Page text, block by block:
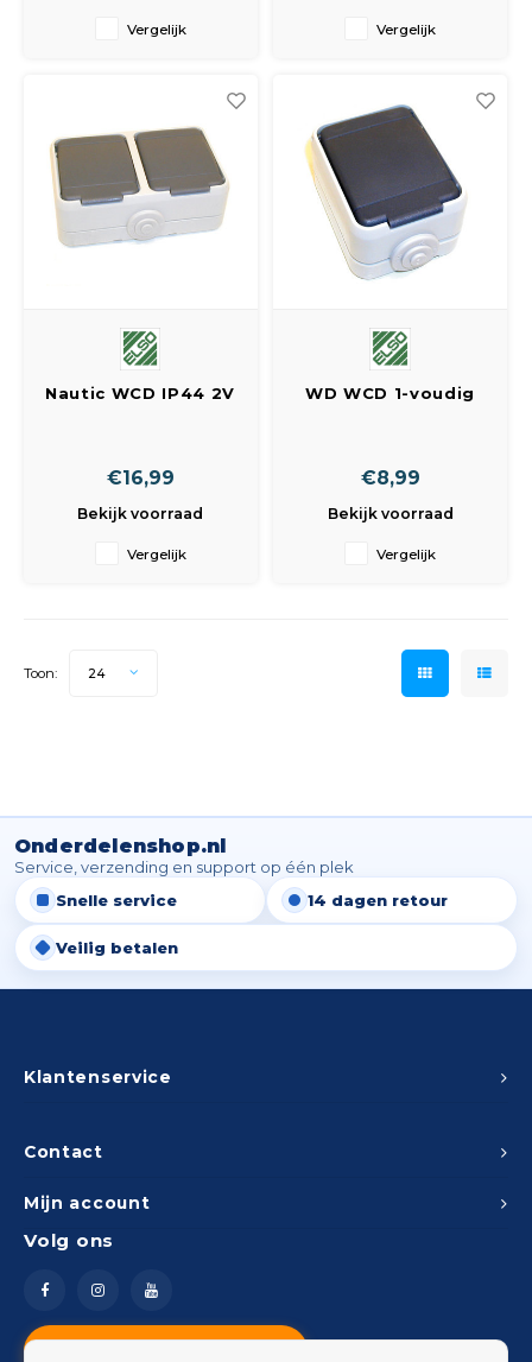
Vergelijk Vergelijk
Nautic WCD IP44 2V
€16,99
Bekijk voorraad
Vergelijk
WD WCD 1-voudig
€8,99
Bekijk voorraad
Vergelijk
Toon: 24
Onderdelenshop.nl
Service, verzending en support op één plek
Snelle service
14 dagen retour
Veilig betalen
Contact
Klantenservice
Mijn account
Volg ons